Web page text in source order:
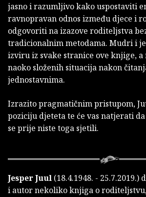
jasno i razumljivo kako uspostaviti
ravnopravan odnos između djece i
odgovoriti na izazove roditeljstva
tradicionalnim metodama. Mudri i
izviru iz svake stranice ove knjige, a
naoko složenih situacija nakon
jednostavnima.
Izrazito pragmatičnim pristupom,
poziciju djeteta te će vas natjerati
se prije niste toga sjetili.
Jesper Juul (18.4.1948. -
i autor nekoliko knjiga o